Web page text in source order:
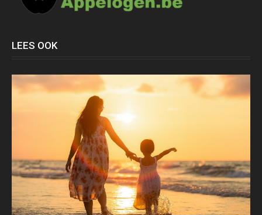
LEES OOK